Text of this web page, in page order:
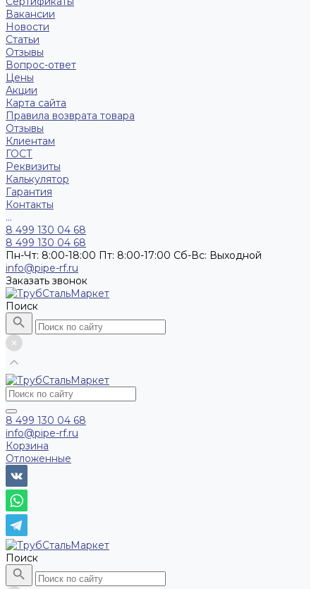
Вакансии
Новости
Статьи
Отзывы
Вопрос-ответ
Цены
Акции
Карта сайта
Правила возврата товара
Отзывы
Клиентам
ГОСТ
Реквизиты
Калькулятор
Гарантия
Контакты
...
8 499 130 04 68
8 499 130 04 68
Пн-Чт: 8:00-18:00 Пт: 8:00-17:00 Сб-Вс: Выходной
info@pipe-rf.ru
Заказать звонок
Поиск
8 499 130 04 68
info@pipe-rf.ru
Корзина
Отложенные
Поиск